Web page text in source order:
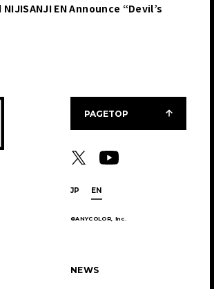
NIJISANJI EN Announce “Devil’s
JP EN
©ANYCOLOR, Inc.
NEWS
PAGETOP